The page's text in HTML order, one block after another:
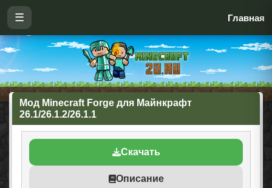
☰ Главная
Мод Minecraft Forge для Майнкрафт
26.1/26.1.2/26.1.1
Скачать
Описание